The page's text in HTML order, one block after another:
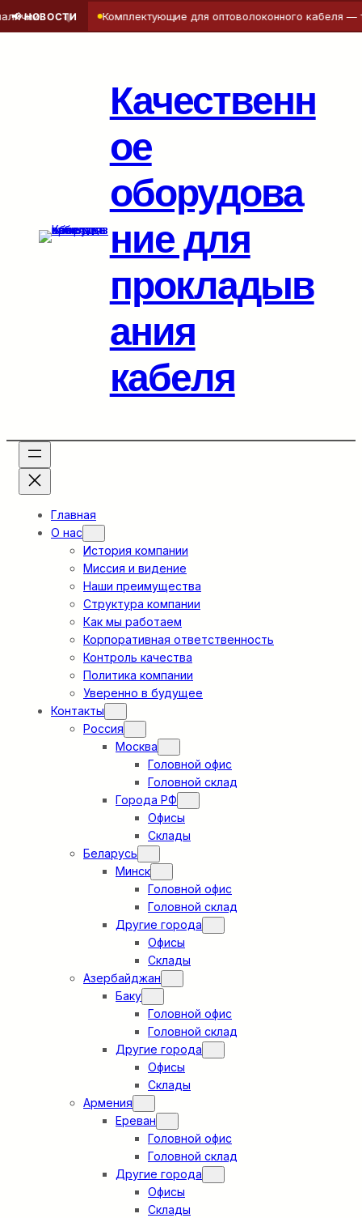
Качественн
ое
оборудова
ние для
прокладыв
ания
кабеля
Главная
О нас
История компании
Миссия и видение
Наши преимущества
Структура компании
Как мы работаем
Корпоративная ответственность
Контроль качества
Политика компании
Уверенно в будущее
Контакты
Россия
Москва
Головной офис
Головной склад
Города РФ
Офисы
Склады
Беларусь
Минск
Головной офис
Головной склад
Другие города
Офисы
Склады
Азербайджан
Баку
Головной офис
Головной склад
Другие города
Офисы
Склады
Армения
Ереван
Головной офис
Головной склад
Другие города
Офисы
Склады
📢 НОВОСТИ
◆ Комплектующие для оптоволоконного кабеля —